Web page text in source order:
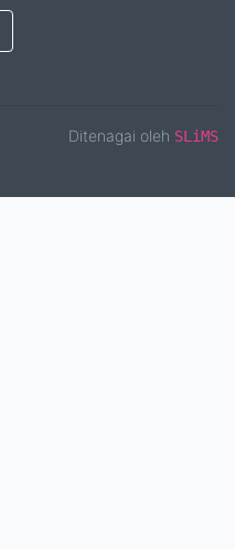
Ditenagai oleh SLiMS